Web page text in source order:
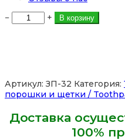
−
Количество
товара
Flavor
Gel
Codomo,
40
гр.,
+ В корзину
Артикул: ЗП-32 Категория:
порошки и щетки /
Доставка
100%